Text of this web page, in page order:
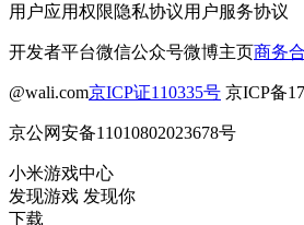
用户应用权限隐私协议用户服务协议
开发者平台微信公众号微博主页商务
@wali.com京ICP证110335号 京ICP备
京公网安备11010802023678号
小米游戏中心
发现游戏 发现你
下载